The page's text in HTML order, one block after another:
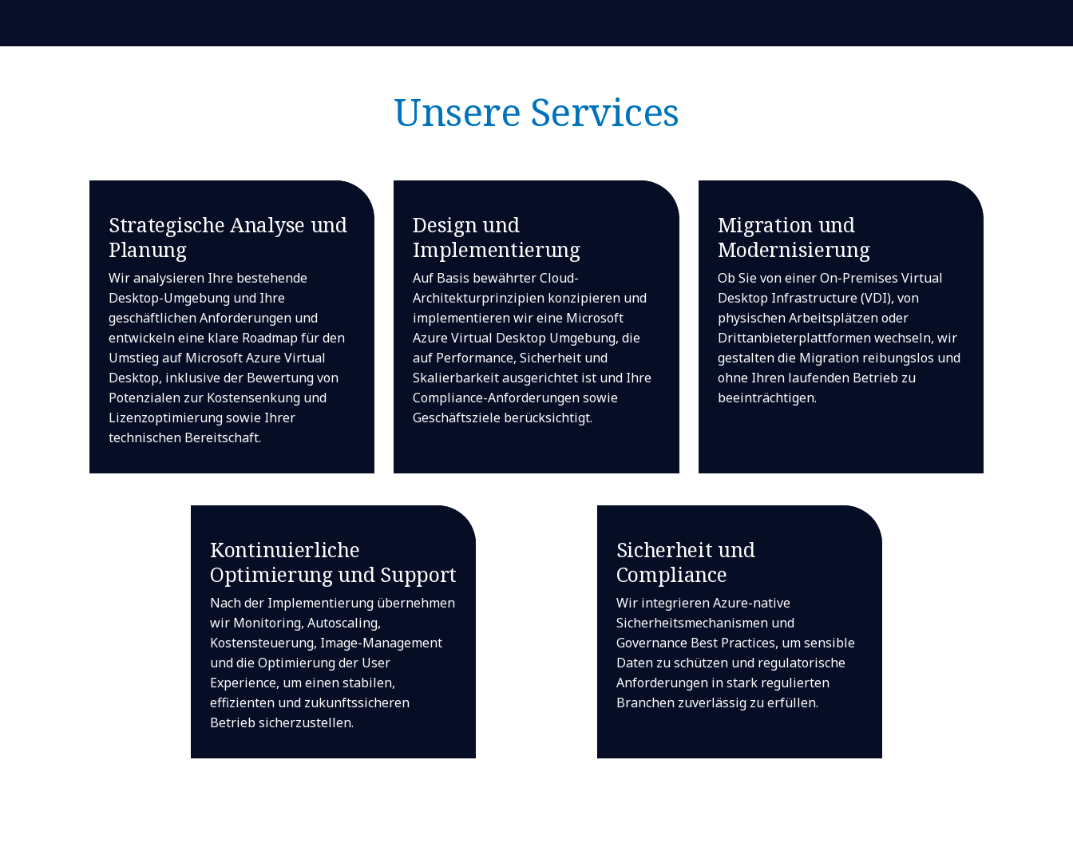
Unsere Services
Strategische Analyse und
Planung
Wir analysieren Ihre bestehende
Desktop-Umgebung und Ihre
geschäftlichen Anforderungen und
entwickeln eine klare Roadmap für den
Umstieg auf Microsoft Azure Virtual
Desktop, inklusive der Bewertung von
Potenzialen zur Kostensenkung und
Lizenzoptimierung sowie Ihrer
technischen Bereitschaft.
Design und
Implementierung
Auf Basis bewährter Cloud-
Architekturprinzipien konzipieren und
implementieren wir eine Microsoft
Azure Virtual Desktop Umgebung, die
auf Performance, Sicherheit und
Skalierbarkeit ausgerichtet ist und Ihre
Compliance-Anforderungen sowie
Geschäftsziele berücksichtigt.
Migration und
Modernisierung
Ob Sie von einer On-Premises Virtual
Desktop Infrastructure (VDI), von
physischen Arbeitsplätzen oder
Drittanbieterplattformen wechseln, wir
gestalten die Migration reibungslos und
ohne Ihren laufenden Betrieb zu
beeinträchtigen.
Kontinuierliche
Optimierung und Support
Nach der Implementierung übernehmen
wir Monitoring, Autoscaling,
Kostensteuerung, Image-Management
und die Optimierung der User
Experience, um einen stabilen,
effizienten und zukunftssicheren
Betrieb sicherzustellen.
Sicherheit und
Compliance
Wir integrieren Azure-native
Sicherheitsmechanismen und
Governance Best Practices, um sensible
Daten zu schützen und regulatorische
Anforderungen in stark regulierten
Branchen zuverlässig zu erfüllen.